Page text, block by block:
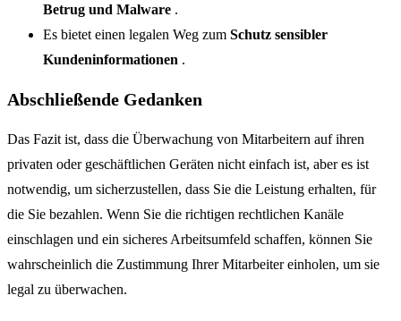
Betrug und Malware .
Es bietet einen legalen Weg zum Schutz sensibler
Kundeninformationen .
Abschließende Gedanken
Das Fazit ist, dass die Überwachung von Mitarbeitern auf ihren
privaten oder geschäftlichen Geräten nicht einfach ist, aber es ist
notwendig, um sicherzustellen, dass Sie die Leistung erhalten, für
die Sie bezahlen. Wenn Sie die richtigen rechtlichen Kanäle
einschlagen und ein sicheres Arbeitsumfeld schaffen, können Sie
wahrscheinlich die Zustimmung Ihrer Mitarbeiter einholen, um sie
legal zu überwachen.